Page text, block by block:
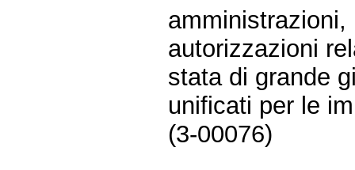
amministrazioni,
autorizzazioni
stata di grande
unificati per le
(3-00076)